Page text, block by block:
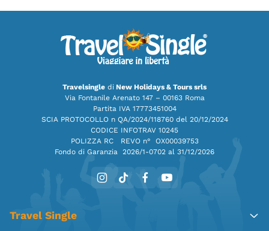
Travelsingle di New Holidays & Tours srls
Via Fontanile Arenato 147 – 00163 Roma
Partita IVA 17773451004
SCIA PROTOCOLLO n QA/2024/118760 del 20/12/2024
CODICE INFOTRAV 10245
POLIZZA RC REVO n° OX00039753
Fondo di Garanzia 2026/1-0702 al 31/12/2026
Travel Single